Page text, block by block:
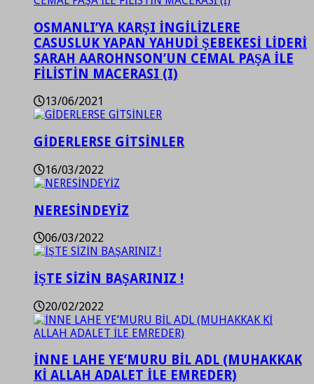
OSMANLI’YA KARŞI İNGİLİZLERE
CASUSLUK YAPAN YAHUDİ ŞEBEKESİ LİDERİ
SARAH AAROHNSON’UN CEMAL PAŞA İLE
FİLİSTİN MACERASI (I)
13/06/2021
GİDERLERSE GİTSİNLER
16/03/2022
NERESİNDEYİZ
06/03/2022
İŞTE SİZİN BAŞARINIZ !
20/02/2022
İNNE LAHE YE’MURU BİL ADL (MUHAKKAK
Kİ ALLAH ADALET İLE EMREDER)